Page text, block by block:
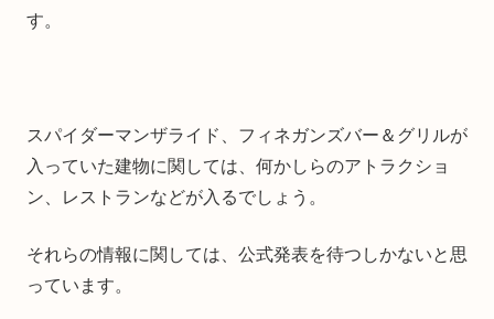
す。
スパイダーマンザライド、フィネガンズバー＆グリルが
入っていた建物に関しては、何かしらのアトラクショ
ン、レストランなどが入るでしょう。
それらの情報に関しては、公式発表を待つしかないと思
っています。